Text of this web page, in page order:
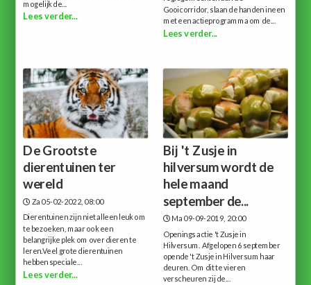
mogelijk de...
Lees verder...
Gooicorridor, slaan de handen ineen
met een actieprogramma om de...
Lees verder...
De Grootste
dierentuinen ter
wereld
Za 05-02-2022, 08:00
Dierentuinen zijn niet alleen leuk om
te bezoeken, maar ook een
belangrijke plek om over dieren te
leren.Veel grote dierentuinen
hebben speciale...
Lees verder...
Bij 't Zusje in
hilversum wordt de
hele maand
september de...
Ma 09-09-2019, 20:00
Openings actie 't Zusje in
Hilversum. Afgelopen 6 september
opende 't Zusje in Hilversum haar
deuren. Om dit te vieren
verscheuren zij de...